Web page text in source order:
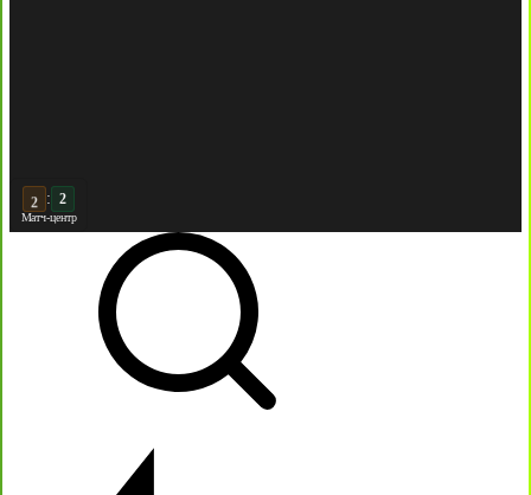
3 : 2
Матч-центр